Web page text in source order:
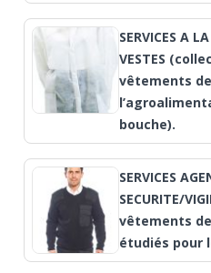
SERVICES A
VESTES
vêtements
bouche).
SERVICES
SECURITE/
vêtements
étudiés pour